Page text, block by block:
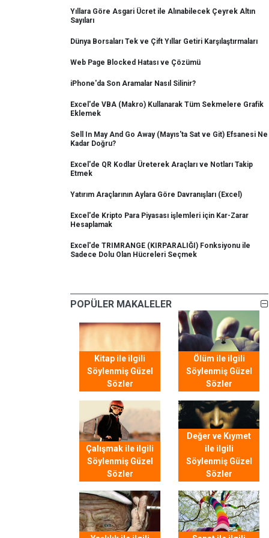
Yıllara Göre Asgari Ücret ile Alınabilecek Çeyrek Altın
Sayıları
Dünya Borsaları Tek ve Çift Yıllar Getiri Karşılaştırmaları
Web Page Blocked Hatası ve Çözümü
iPhone'da Son Aramalar Nasıl Silinir?
Excel'de VBA (Makro) Kullanarak Tüm Sekmelere Grafik
Eklemek
Sell In May And Go Away (Mayıs'ta Sat ve Git) Efsanesi Ne
Kadar Doğru?
Excel'de QR Kodlar Üreterek Araçları ve Notları Takip
Etmek
Yatırım Araçlarının Aylara Göre Davranışları (Excel)
Excel'de Kripto Para Piyasası işlemleri için Kar-Zarar
Hesaplamak
Excel'de TRIMRANGE (KIRPARALIĞI) Fonksiyonu ile
Sadece Dolu Olan Hücreleri Seçmek
POPÜLER MAKALELER
Kitap ile ilgili
Söylenmiş Güzel
Sözler
Ölüm ile ilgili
Söylenmiş Güzel
Sözler
Çalışmak ile ilgili
Söylenmiş Güzel
Sözler
Değer ve Kıymet
ile ilgili
Söylenmiş Güzel
Sözler